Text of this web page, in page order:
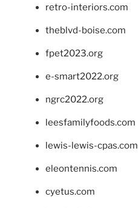
retro-interiors.com
theblvd-boise.com
fpet2023.org
e-smart2022.org
ngrc2022.org
leesfamilyfoods.com
lewis-lewis-cpas.com
eleontennis.com
cyetus.com